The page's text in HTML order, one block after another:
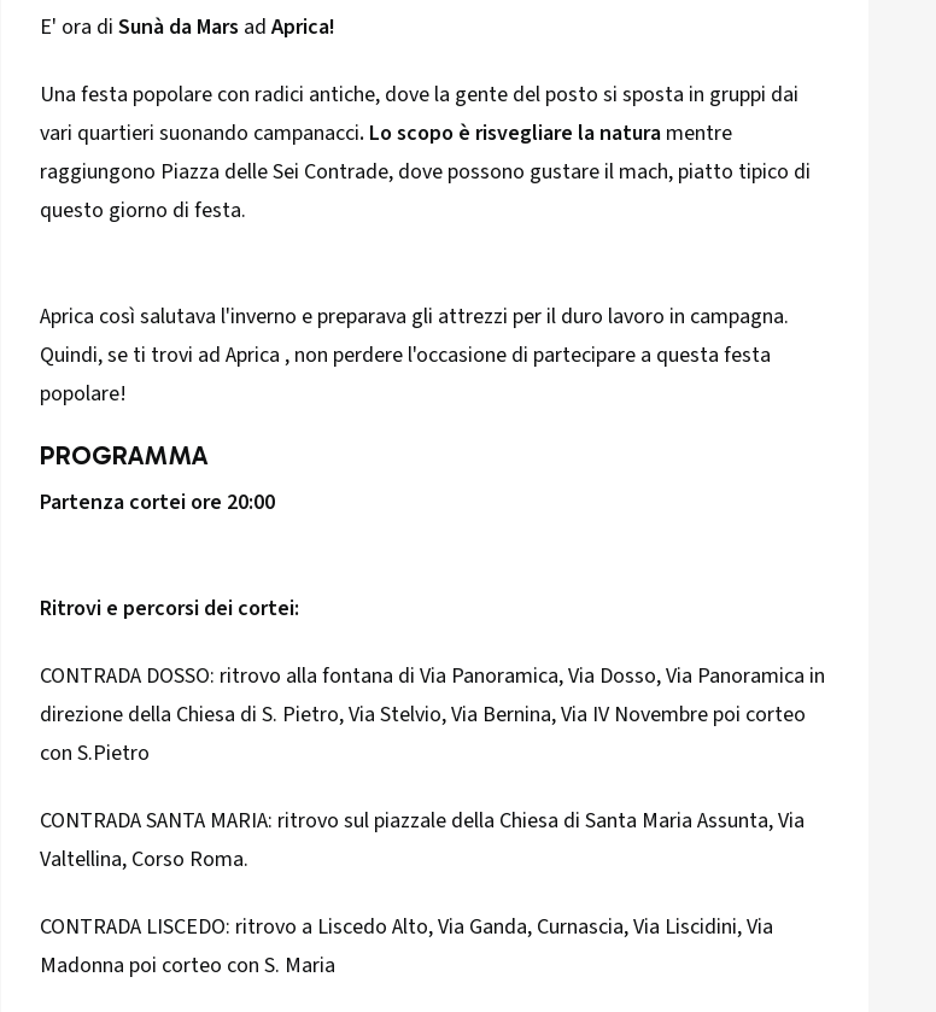
E' ora diSunà da Mars adAprica!
Una festa popolare con radici antiche, dove la gente del posto si sposta in gruppi dai
vari quartieri suonando campanacci. Lo scopo è risvegliare la natura mentre
raggiungono Piazza delle Sei Contrade, dove possono gustare il mach, piatto tipico di
questo giorno di festa.
Aprica così salutava l'inverno e preparava gli attrezzi per il duro lavoro in campagna.
Quindi, se ti trovi ad Aprica , non perdere l'occasione di partecipare a questa festa
popolare!
PROGRAMMA
Partenza cortei ore 20:00
Ritrovi e percorsi dei cortei:
CONTRADA DOSSO: ritrovo alla fontana di Via Panoramica, Via Dosso, Via Panoramica in
direzione della Chiesa di S. Pietro, Via Stelvio, Via Bernina, Via IV Novembre poi corteo
con S.Pietro
CONTRADA SANTA MARIA: ritrovo sul piazzale della Chiesa di Santa Maria Assunta, Via
Valtellina, Corso Roma.
CONTRADA LISCEDO: ritrovo a Liscedo Alto, Via Ganda, Curnascia, Via Liscidini, Via
Madonna poi corteo con S. Maria